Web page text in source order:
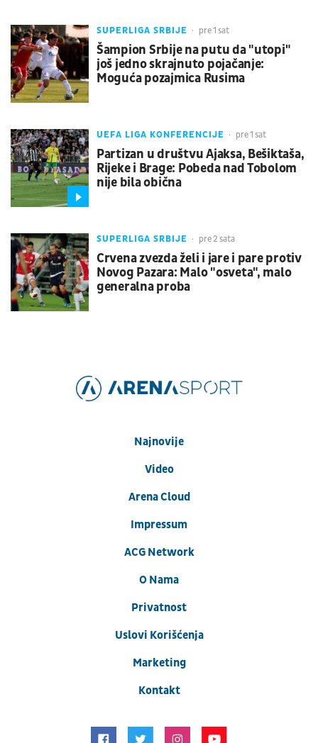
SUPERLIGA SRBIJE pre 1 sat
Šampion Srbije na putu da "utopi"
još jedno skrajnuto pojačanje:
Moguća pozajmica Rusima
UEFA LIGA KONFERENCIJE pre 1 sat
Partizan u društvu Ajaksa, Bešiktaša,
Rijeke i Brage: Pobeda nad Tobolom
nije bila obična
SUPERLIGA SRBIJE pre 2 sata
Crvena zvezda želi i jare i pare protiv
Novog Pazara: Malo "osveta", malo
generalna proba
Najnovije
Video
Arena Cloud
Impressum
ACG Network
O Nama
Privatnost
Uslovi Korišćenja
Marketing
Kontakt